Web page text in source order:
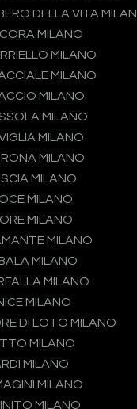
DELLA VITA
MILANO
MILANO
MILANO
MILANO
MILANO
MILANO
MILANO
MILANO
MILANO
MILANO
MILANO
MILANO
MILANO
MILANO
DI LOTO MILANO
MILANO
MILANO
MILANO
MILANO